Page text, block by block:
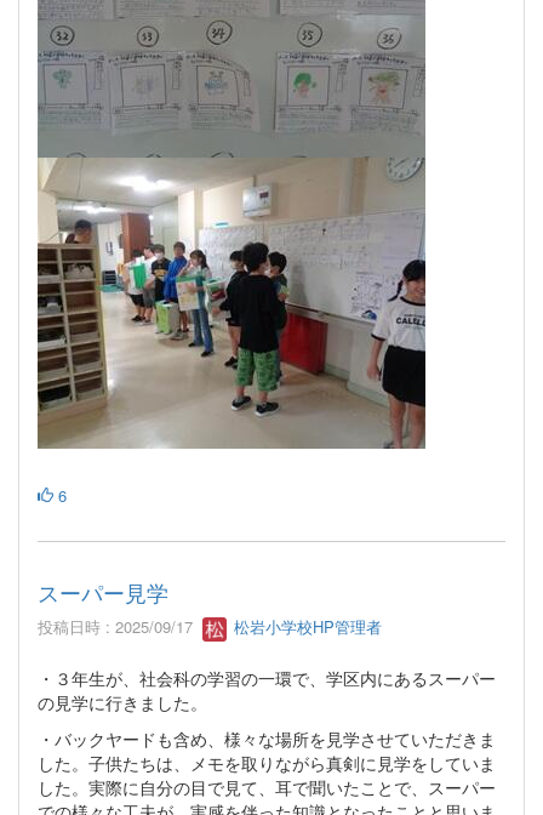
6
スーパー見学
投稿日時 : 2025/09/17 松岩小学校HP管理者
・３年生が、社会科の学習の一環で、学区内にあるスーパー
の見学に行きました。
・バックヤードも含め、様々な場所を見学させていただきま
した。子供たちは、メモを取りながら真剣に見学をしていま
した。実際に自分の目で見て、耳で聞いたことで、スーパー